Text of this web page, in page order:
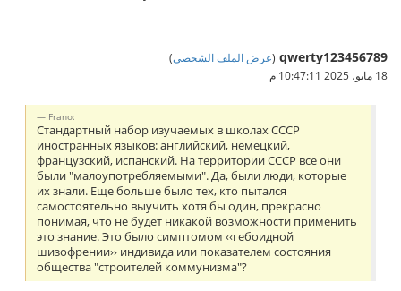
qwerty123456789
(عرض الملف الشخصي)
18 مايو، 2025 10:47:11 م
Frano:
Стандартный набор изучаемых в школах СССР
иностранных языков: английский, немецкий,
французский, испанский. На территории СССР все они
были "малоупотребляемыми". Да, были люди, которые
их знали. Еще больше было тех, кто пытался
самостоятельно выучить хотя бы один, прекрасно
понимая, что не будет никакой возможности применить
это знание. Это было симптомом ‹‹гебоидной
шизофрении›› индивида или показателем состояния
общества "строителей коммунизма"?